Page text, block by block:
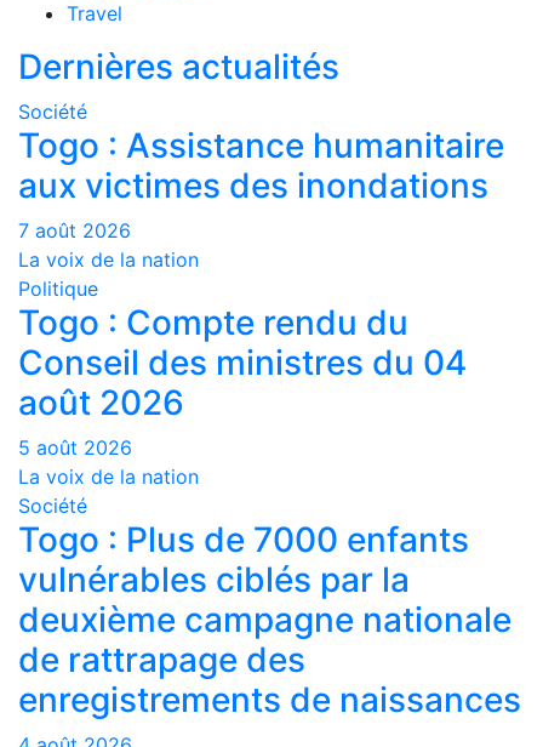
Travel
Dernières actualités
Société
Togo : Assistance humanitaire
aux victimes des inondations
7 août 2026
La voix de la nation
Politique
Togo : Compte rendu du
Conseil des ministres du 04
août 2026
5 août 2026
La voix de la nation
Société
Togo : Plus de 7000 enfants
vulnérables ciblés par la
deuxième campagne nationale
de rattrapage des
enregistrements de naissances